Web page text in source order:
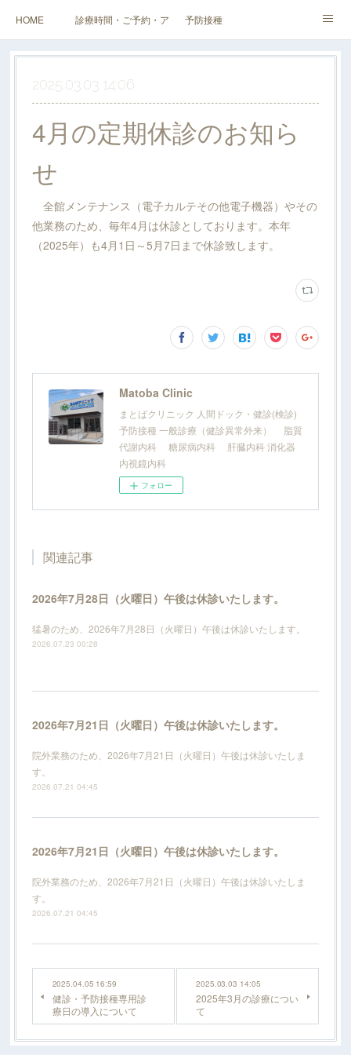
HOME 診療時間・ご予約・アクセス予防接種
健診（検診）・人間ドック・その他外来
企業健診 スタッフ・当院紹介
2025.03.03 14:06
4月の定期休診のお知ら
せ
全館メンテナンス（電子カルテその他電子機器）やその
他業務のため、毎年4月は休診としております。本年
（2025年）も4月1日～5月7日まで休診致します。
Matoba Clinic
まとばクリニック 人間ドック・健診(検診)
予防接種 一般診療（健診異常外来） 脂質
代謝内科 糖尿病内科 肝臓内科 消化器
内視鏡内科
フォロー
関連記事
2026年7月28日（火曜日）午後は休診いたします。
猛暑のため、2026年7月28日（火曜日）午後は休診いたします。
2026.07.23 00:28
2026年7月21日（火曜日）午後は休診いたします。
院外業務のため、2026年7月21日（火曜日）午後は休診いたしま
す。
2026.07.21 04:45
2026年7月21日（火曜日）午後は休診いたします。
院外業務のため、2026年7月21日（火曜日）午後は休診いたしま
す。
2026.07.21 04:45
2025.04.05 16:59
健診・予防接種専用診
療日の導入について
2025.03.03 14:05
2025年3月の診療につい
て